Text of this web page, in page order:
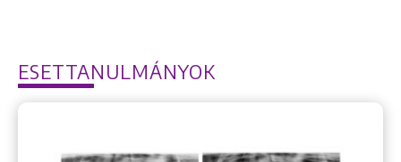
ESETTANULMÁNYOK